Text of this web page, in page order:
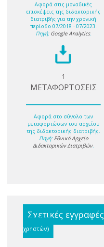
Αφορά στις μοναδικές
επισκέψεις της διδακτορικής
διατριβής για την χρονική
περίοδο 07/2018 - 07/2023.
Πηγή: Google Analytics.
1
ΜΕΤΑΦΟΡΤΩΣΕΙΣ
Αφορά στο σύνολο των
μεταφορτώσων του αρχείου
της διδακτορικής διατριβής.
Πηγή: Εθνικό Αρχείο
Διδακτορικών Διατριβών.
Σχετικές εγγραφές
χρηστών)